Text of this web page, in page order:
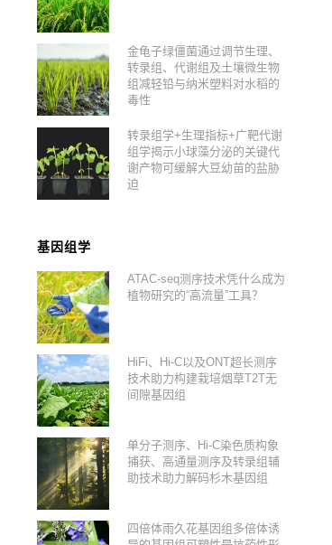
金龟子绿僵菌通过调节生理、
转录组、代谢组及土壤微生物
组减轻铅与纳米塑料对水稻的
毒性
转录组学+生理指标+广靶代谢
组学揭示小球藻分泌的关键代
谢产物可缓解大豆幼苗的盐胁
迫
基因组学
ATAC-seq测序技术凭什么成为
植物研究的“高流量”工具？
HiFi、Hi-C以及ONT超长测序
技术助力构建栽培烟草T2T无
间隙基因组
单分子测序、Hi-C染色质构象
捕获、高通量测序及转录组辅
助技术助力解码杉木基因组
四倍体雨久花基因组多倍体诱